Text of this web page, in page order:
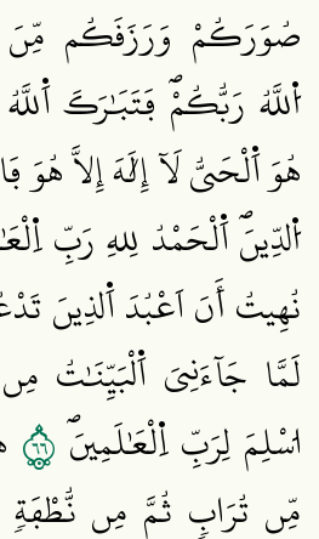
صُوَرَكُمْ وَرَزَقَكُم
اُ۬للَّهُ رَبُّكُمْۖ فَتَبَٰرَكَ
هُوَ اَ۬لْحَيُّ لَآ إِلَٰهَ إِلَّا هُوَ
اُ۬لدِّينَۖ اَ۬لْحَمْدُ لِلهِ رَبِّ
نُهِيتُ أَنَ اَعْبُدَ اَ۬لذِينَ
لَمَّا جَآءَنِيَ اَ۬لْبَيِّنَٰتُ
ا۟سْلِمَ لِرَبِّ اِ۬لْعَٰلَمِينَۖ٦٦
مِّن تُرَابٖ ثُمَّ مِن